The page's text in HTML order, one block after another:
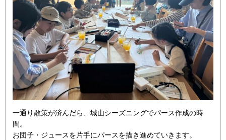
一通り散策が済んだら、城山シーズニングでパース作成の時
間。
お団子・ジュースを片手にパースを描き進めていきます。